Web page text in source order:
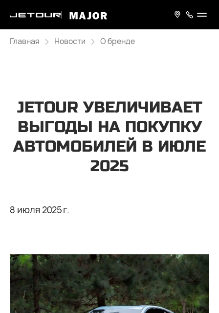
Главная Новости О бренде
JETOUR УВЕЛИЧИВАЕТ
ВЫГОДЫ НА ПОКУПКУ
АВТОМОБИЛЕЙ В ИЮЛЕ
2025
8 июля 2025 г.